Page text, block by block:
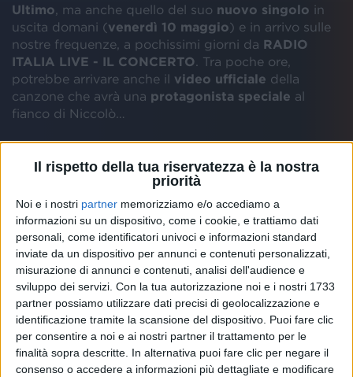
Il rispetto della tua riservatezza è la nostra
priorità
Noi e i nostri partner memorizziamo e/o accediamo a
informazioni su un dispositivo, come i cookie, e trattiamo dati
personali, come identificatori univoci e informazioni standard
inviate da un dispositivo per annunci e contenuti personalizzati,
misurazione di annunci e contenuti, analisi dell'audience e
sviluppo dei servizi. Con la tua autorizzazione noi e i nostri 1733
partner possiamo utilizzare dati precisi di geolocalizzazione e
identificazione tramite la scansione del dispositivo. Puoi fare clic
per consentire a noi e ai nostri partner il trattamento per le
finalità sopra descritte. In alternativa puoi fare clic per negare il
consenso o accedere a informazioni più dettagliate e modificare
Ultimo , ma anche quello del suo nuovo singolo in
uscita domani (venerdì 10 maggio) e in arrivo sulle
nostre frequenze, a pochissimi giorni da RADIO
ITALIA LIVE - IL CONCERTO . Tra poche ore,
potrebbe arrivare anche il video ufficiale della
canzone che avrà una protagonista speciale al
fianco di Niccolò…
cantautore in romano sulla prossima uscita:
title-track
di Ultimo, che invece sarà pubblicato una settimana
più tardi,il 17 maggio. Il brano, che potremo
ascoltare ovviamente suRadio Italia
solomusicaitaliana, è la prima delle8 tracce inedite
contenute nel nuovo progetto, tra cui troviamo
anche il precedente singolo “Occhi lucidi ”.